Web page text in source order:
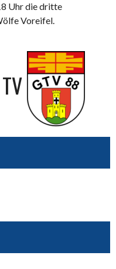
Uhr die dritte
Voreifel.